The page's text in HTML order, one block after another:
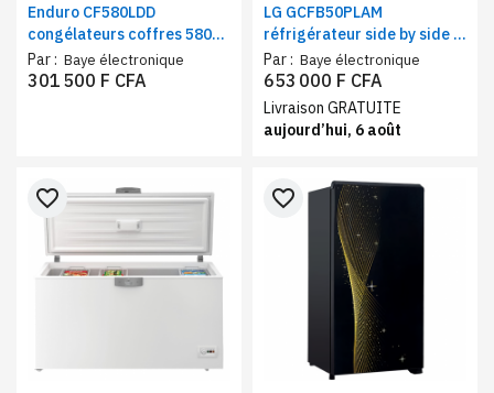
Enduro CF580LDD
congélateurs coffres 580
litres 2 portes gris,
réfrigérant R290
Par : Baye électronique
301 500 F CFA
LG GCFB50PLAM
réfrigérateur side by side 4
portes 550L | Frigo
multiportes gris,
compresseur Inverter
Par : Baye électronique
653 000 F CFA
Livraison GRATUITE
aujourd’hui, 6 août
favorite_border favorite_border